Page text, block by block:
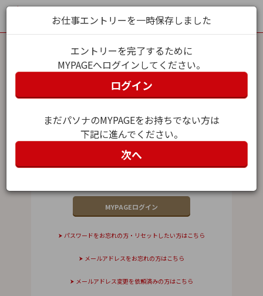
MYPAGEログイン
パスワード
パスワードをお忘れの方・リセットしたい方はこちら
メールアドレスをお忘れの方はこちら
メールアドレス変更を依頼済みの方はこちら
お仕事エントリーを一時保存しました
エントリーを完了するために
MYPAGEへログインしてください。
ログイン
まだパソナのMYPAGEをお持ちでない方は
下記に進んでください。
次へ